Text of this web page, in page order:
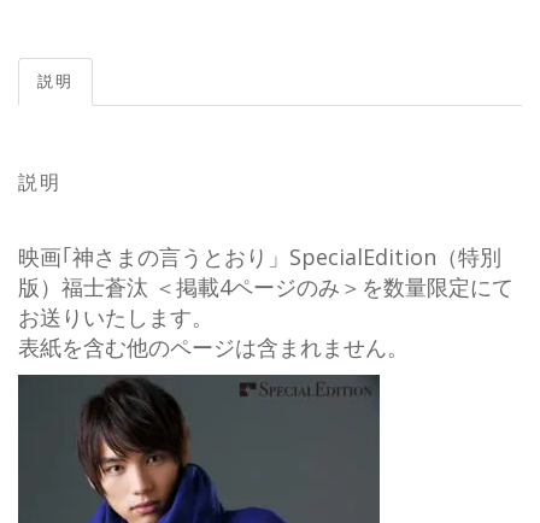
説明
説明
映画｢神さまの言うとおり」SpecialEdition（特別
版）福士蒼汰 ＜掲載4ページのみ＞を数量限定にて
お送りいたします。
表紙を含む他のページは含まれません。